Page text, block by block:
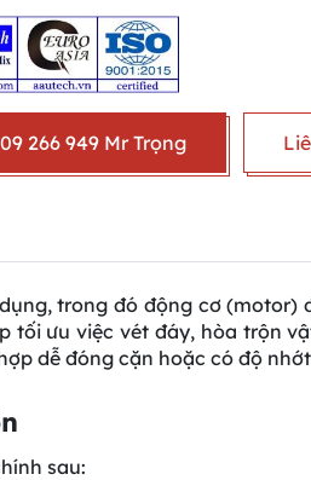
266 949 Mr Trọng
trong đó động cơ (motor)
tối ưu việc vét đáy, hòa trộn
dễ đóng cặn hoặc có độ
sau: